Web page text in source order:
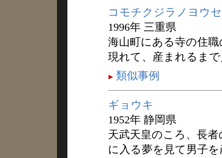
コモチクジラノヨウ
1996年 三重県
海山町にある寺の住
現れて、産まれるま
類似事例
ギョウキ
1952年 静岡県
天武天皇のころ、長
に入る夢を見て男子